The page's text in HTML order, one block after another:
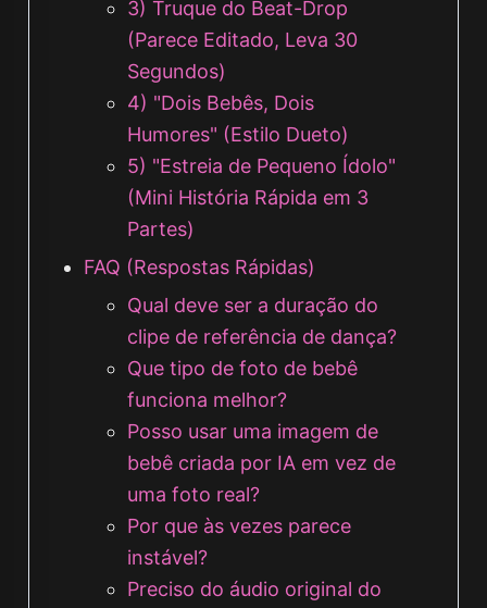
3) Truque do Beat-Drop
(Parece Editado, Leva 30
Segundos)
4) "Dois Bebês, Dois
Humores" (Estilo Dueto)
5) "Estreia de Pequeno Ídolo"
(Mini História Rápida em 3
Partes)
FAQ (Respostas Rápidas)
Qual deve ser a duração do
clipe de referência de dança?
Que tipo de foto de bebê
funciona melhor?
Posso usar uma imagem de
bebê criada por IA em vez de
uma foto real?
Por que às vezes parece
instável?
Preciso do áudio original do